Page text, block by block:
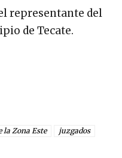
representante del
de Tecate.
la Zona Este
juzgados